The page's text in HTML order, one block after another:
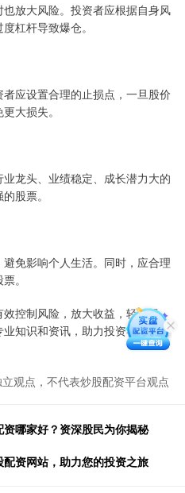
放大风险。投资者应根据自身风
杠杆导致爆仓。
应设置合理的止损点，一旦股价
大损失。
龙头、业绩稳定、成长潜力大的
股票。
免影响个人生活。同时，应合理
。
控制风险，放大收益，轻松投
知识和资讯，助力投资者在配资
观点，不代表炒股配资平台观点
哪家好？资深股民为你揭秘
资网站，助力您的投资之旅